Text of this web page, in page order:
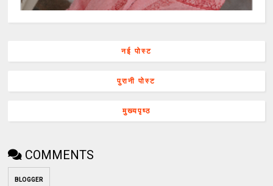
नई पोस्ट
पुरानी पोस्ट
मुख्यपृष्ठ
COMMENTS
BLOGGER